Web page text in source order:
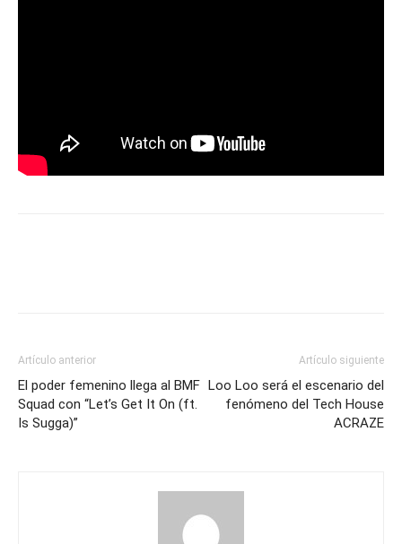
Artículo anterior
El poder femenino llega al BMF
Squad con “Let’s Get It On (ft.
Is Sugga)”
Artículo siguiente
Loo Loo será el escenario del
fenómeno del Tech House
ACRAZE